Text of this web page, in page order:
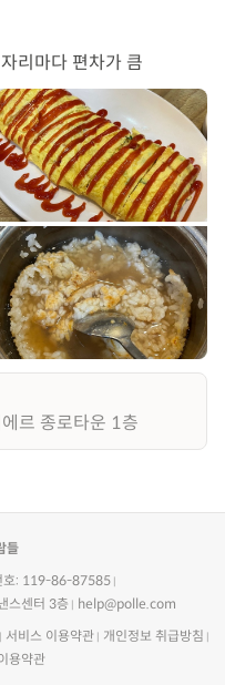
리마다 편차가 큼
르 종로타운 1층
들
호: 119-86-87585
스센터 3층
help@polle.com
서비스 이용약관
개인정보 취급방침
용약관